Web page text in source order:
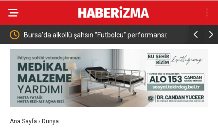
performansı: Habur Gümrük Kapısında 2026 Yılı Günlük Tır
Rekoru Kırıldı
Ana Sayfa › Dünya